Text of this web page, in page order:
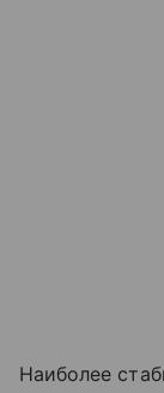
Наиболее